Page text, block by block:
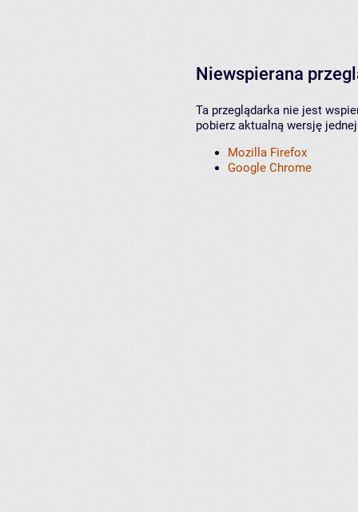
Niewspierana
Ta przeglądarka nie jest
pobierz aktualną wersję
Mozilla Firefox
Google Chrome